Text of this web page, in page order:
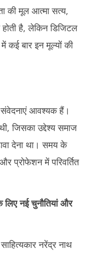
की मूल आत्मा सत्य,
होती है, लेकिन डिजिटल
कई बार इन मूल्यों की
संवेदनाएं आवश्यक हैं।
जिसका उद्देश्य समाज
देना था। समय के
प्रोफेशन में परिवर्तित
लिए नई चुनौतियां और
नरेंद्र नाथ